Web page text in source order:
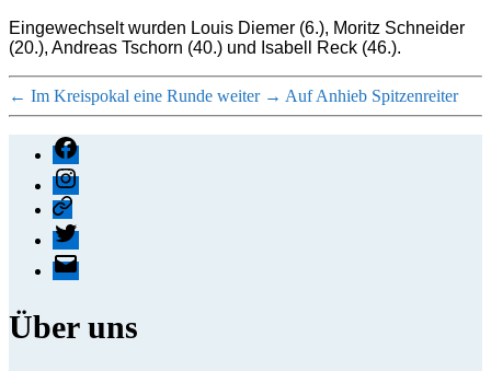
Eingewechselt wurden Louis Diemer (6.), Moritz Schneider
(20.), Andreas Tschorn (40.) und Isabell Reck (46.).
← Im Kreispokal eine Runde weiter → Auf Anhieb Spitzenreiter
Facebook
Instagram
Threads
X
E-
Mail
Über uns